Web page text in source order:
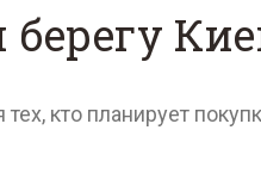
кто планирует